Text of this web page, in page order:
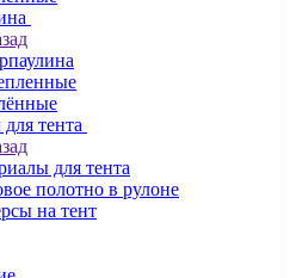
тента
для тента
полотно в рулоне
на тент